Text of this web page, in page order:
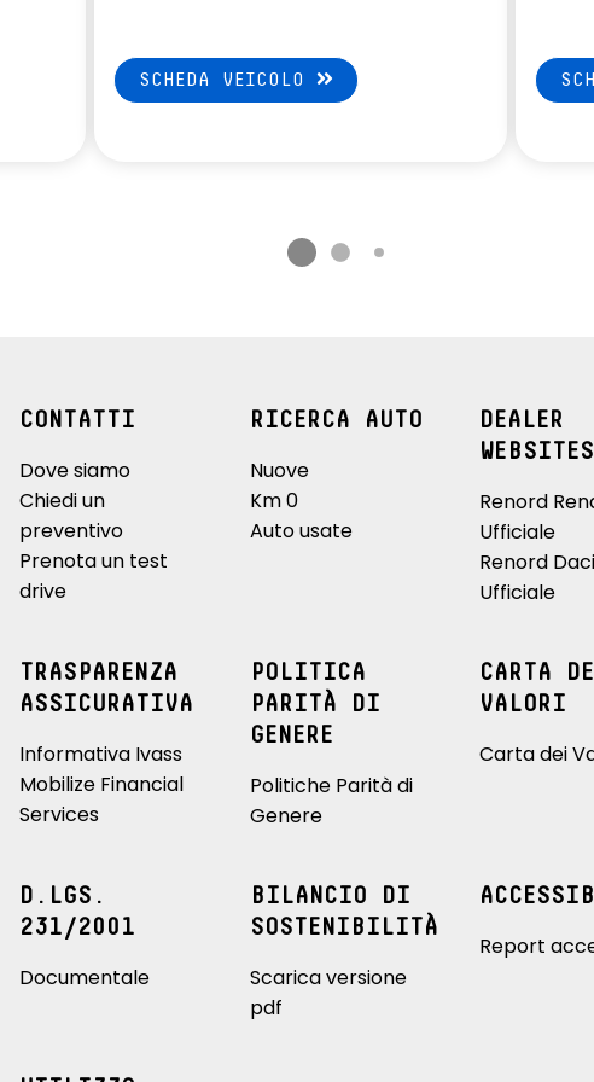
SCHEDA VEICOLO
CONTATTI
Dove siamo
Chiedi un
preventivo
Prenota un test
drive
RICERCA AUTO
Nuove
Km 0
Auto usate
DEALER
WEBSITES
Renord
Ufficiale
Renord
Ufficiale
TRASPARENZA
ASSICURATIVA
Informativa Ivass
Mobilize Financial
Services
POLITICA
PARITÀ DI
GENERE
Politiche Parità di
Genere
CARTA
VALORI
Carta dei
D.LGS.
231/2001
Documentale
BILANCIO DI
SOSTENIBILITÀ
Scarica versione
pdf
Report